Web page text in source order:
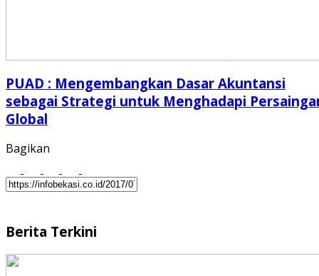
PUAD : Mengembangkan Dasar Akuntansi
sebagai Strategi untuk Menghadapi
Global
Bagikan
Berita Terkini